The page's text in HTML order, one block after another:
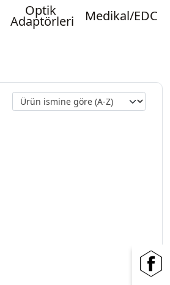
Optik
Adaptörleri Medikal/EDC